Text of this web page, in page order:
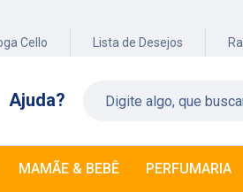
Cello Lista de Desejos
Ajuda?
MAMÃE & BEBÊ PERFUMARIA